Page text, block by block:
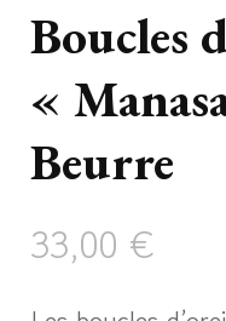
Boucles
«
Beurre
33,00 €